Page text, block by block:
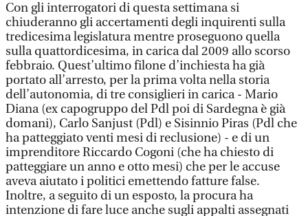
Con gli interrogatori di questa settimana si
chiuderanno gli accertamenti degli inquirenti sulla
tredicesima legislatura mentre proseguono quella
sulla quattordicesima, in carica dal 2009 allo scorso
febbraio. Quest’ultimo filone d’inchiesta ha già
portato all’arresto, per la prima volta nella storia
dell’autonomia, di tre consiglieri in carica - Mario
Diana (ex capogruppo del Pdl poi di Sardegna è già
domani), Carlo Sanjust (Pdl) e Sisinnio Piras (Pdl che
ha patteggiato venti mesi di reclusione) - e di un
imprenditore Riccardo Cogoni (che ha chiesto di
patteggiare un anno e otto mesi) che per le accuse
aveva aiutato i politici emettendo fatture false.
Inoltre, a seguito di un esposto, la procura ha
intenzione di fare luce anche sugli appalti assegnati